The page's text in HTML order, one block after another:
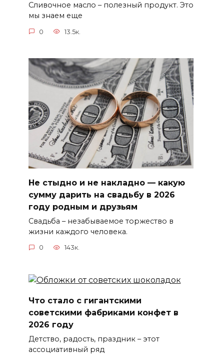
Сливочное масло – полезный продукт. Это
мы знаем еще
0 13.5к.
Не стыдно и не накладно — какую
сумму дарить на свадьбу в 2026
году родным и друзьям
Свадьба – незабываемое торжество в
жизни каждого человека.
0 143к.
Что стало с гигантскими
советскими фабриками конфет в
2026 году
Детство, радость, праздник – этот
ассоциативный ряд